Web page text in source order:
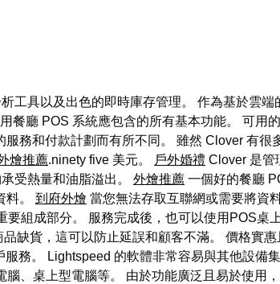
工具以及出色的即時庫存管理。 作為基於雲
餐廳 POS 系統應包含的所有基本功能。 可
服務和付款計劃而有所不同。 雖然 Clover 有
燴推薦.ninety five 美元。 戶外婚禮 Clover 是管
受熱量和油脂溢出。 外燴推薦 一個好的餐廳
料。 到府外燴 當您無法存取互聯網或需要將資
要組成部分。 服務完成後，也可以使用POS
缺貨，這可以防止延誤和顧客不滿。 價格實
服務。 Lightspeed 的軟體非常容易與其他設
腦、桌上型電腦等。 由於功能廣泛且易於使用